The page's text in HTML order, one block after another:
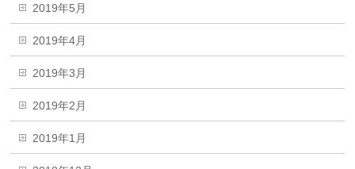
2019年5月
2019年4月
2019年3月
2019年2月
2019年1月